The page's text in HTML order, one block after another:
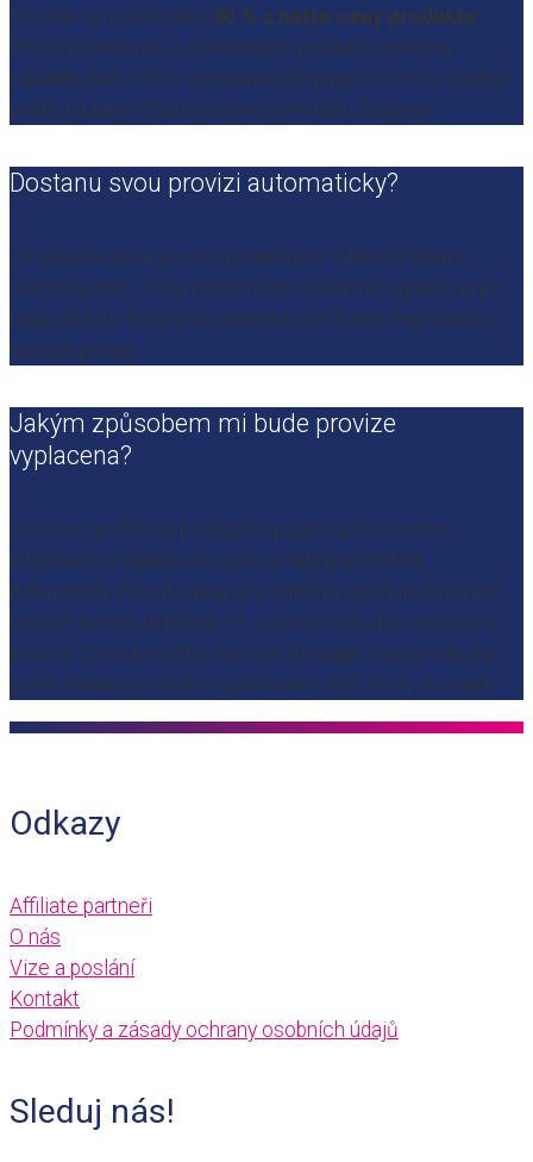
Provize se počítá jako 30 % z netto ceny produktu
Přesná částka se u jednotlivých produktů mění na
základě daní z DPH a poplatků Elopage. Přesnou částku
uvidíš na kartě Statistics ve svém účtu Elopage.
Dostanu svou provizi automaticky?
Ze zákona jsme povinni poskytnout 14denní záruku
vrácení peněz. Tvou provizi tedy můžeme vyplatit až po
uplynutí této lhůty a za podmínky, že klient nepožádal o
vrácení peněz.
Jakým způsobem mi bude provize
vyplacena?
Ve svém profilu na portálu Elopage vyplň všechny
informace o bankovním účtu a nahraj potřebné
dokumenty. Pokud nákup již proběhl a uplynula lhůta pro
vrácení peněz, přibližně 15. v měsíci ti budou vyplaceny
provize z předchozího měsíce. Elopage ti automaticky
pošle získanou částku na bankovní účet, který jsi uvedl.
Odkazy
Affiliate partneři
O nás
Vize a poslání
Kontakt
Podmínky a zásady ochrany osobních údajů
Sleduj nás!